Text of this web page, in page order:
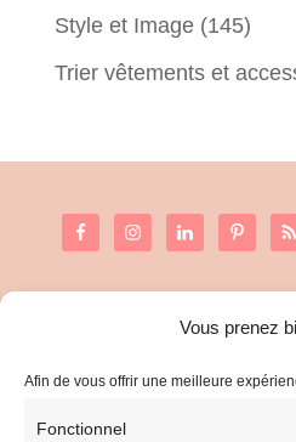
Vous prenez
Afin de vous offrir une meilleure
Fonctionnel
Style et Image(145)
Trier vêtements et
C.G.V. et Mentions Légales